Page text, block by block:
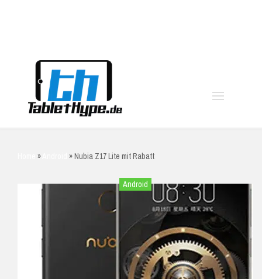
» »Nubia Z17 Lite mit Rabatt
Android